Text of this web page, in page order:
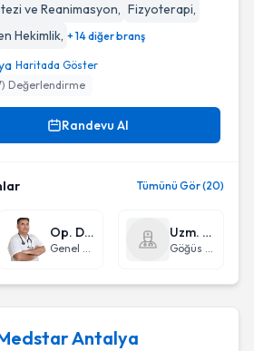
ve Reanimasyon, Fizyoterapi,
Hekimlik, + 14 diğer branş
Haritada Göster
) Değerlendirme
Randevu Al
Tümünü Gör (20)
Op. Dr. Cengiz Öngen
Genel Cerrahi
Uzm. Dr. Necati Koç
Göğüs Hastalıkları
Antalya